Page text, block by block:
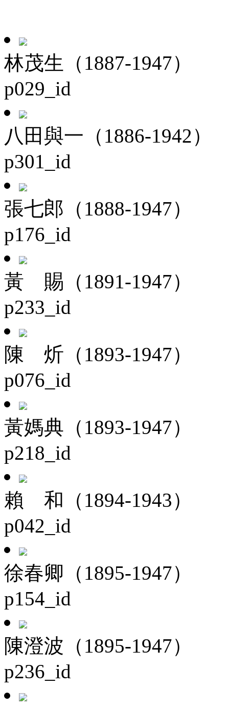
林茂生（1887-1947）
p029_id
八田與一（1886-1942）
p301_id
張七郎（1888-1947）
p176_id
黃 賜（1891-1947）
p233_id
陳 炘（1893-1947）
p076_id
黃媽典（1893-1947）
p218_id
賴 和（1894-1943）
p042_id
徐春卿（1895-1947）
p154_id
陳澄波（1895-1947）
p236_id